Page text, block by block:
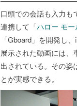
口頭での会話も入力も
連携して「ハロー モー
「Gboard」を開発し
展示された動画には
出されている。その姿
とが実感できる。